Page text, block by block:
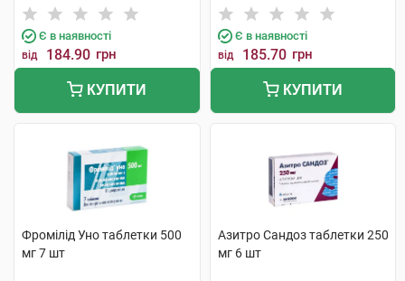
Є в наявності
від 184.90 грн
КУПИТИ
Є в наявності
від 185.70 грн
КУПИТИ
Фромілід Уно таблетки 500
мг 7 шт
Азитро Сандоз таблетки 250
мг 6 шт